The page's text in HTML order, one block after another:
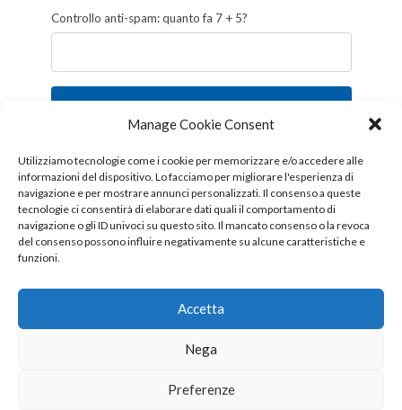
Manage Cookie Consent
Utilizziamo tecnologie come i cookie per memorizzare e/o accedere alle
informazioni del dispositivo. Lo facciamo per migliorare l'esperienza di
navigazione e per mostrare annunci personalizzati. Il consenso a queste
tecnologie ci consentirà di elaborare dati quali il comportamento di
navigazione o gli ID univoci su questo sito. Il mancato consenso o la revoca
del consenso possono influire negativamente su alcune caratteristiche e
funzioni.
Accetta
Nega
Preferenze
Controllo anti-spam: quanto fa 7 + 5?
Follow us!